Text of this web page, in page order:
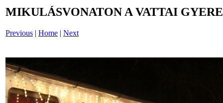
MIKULÁSVONATON A VATTAI
Previous | Home | Next